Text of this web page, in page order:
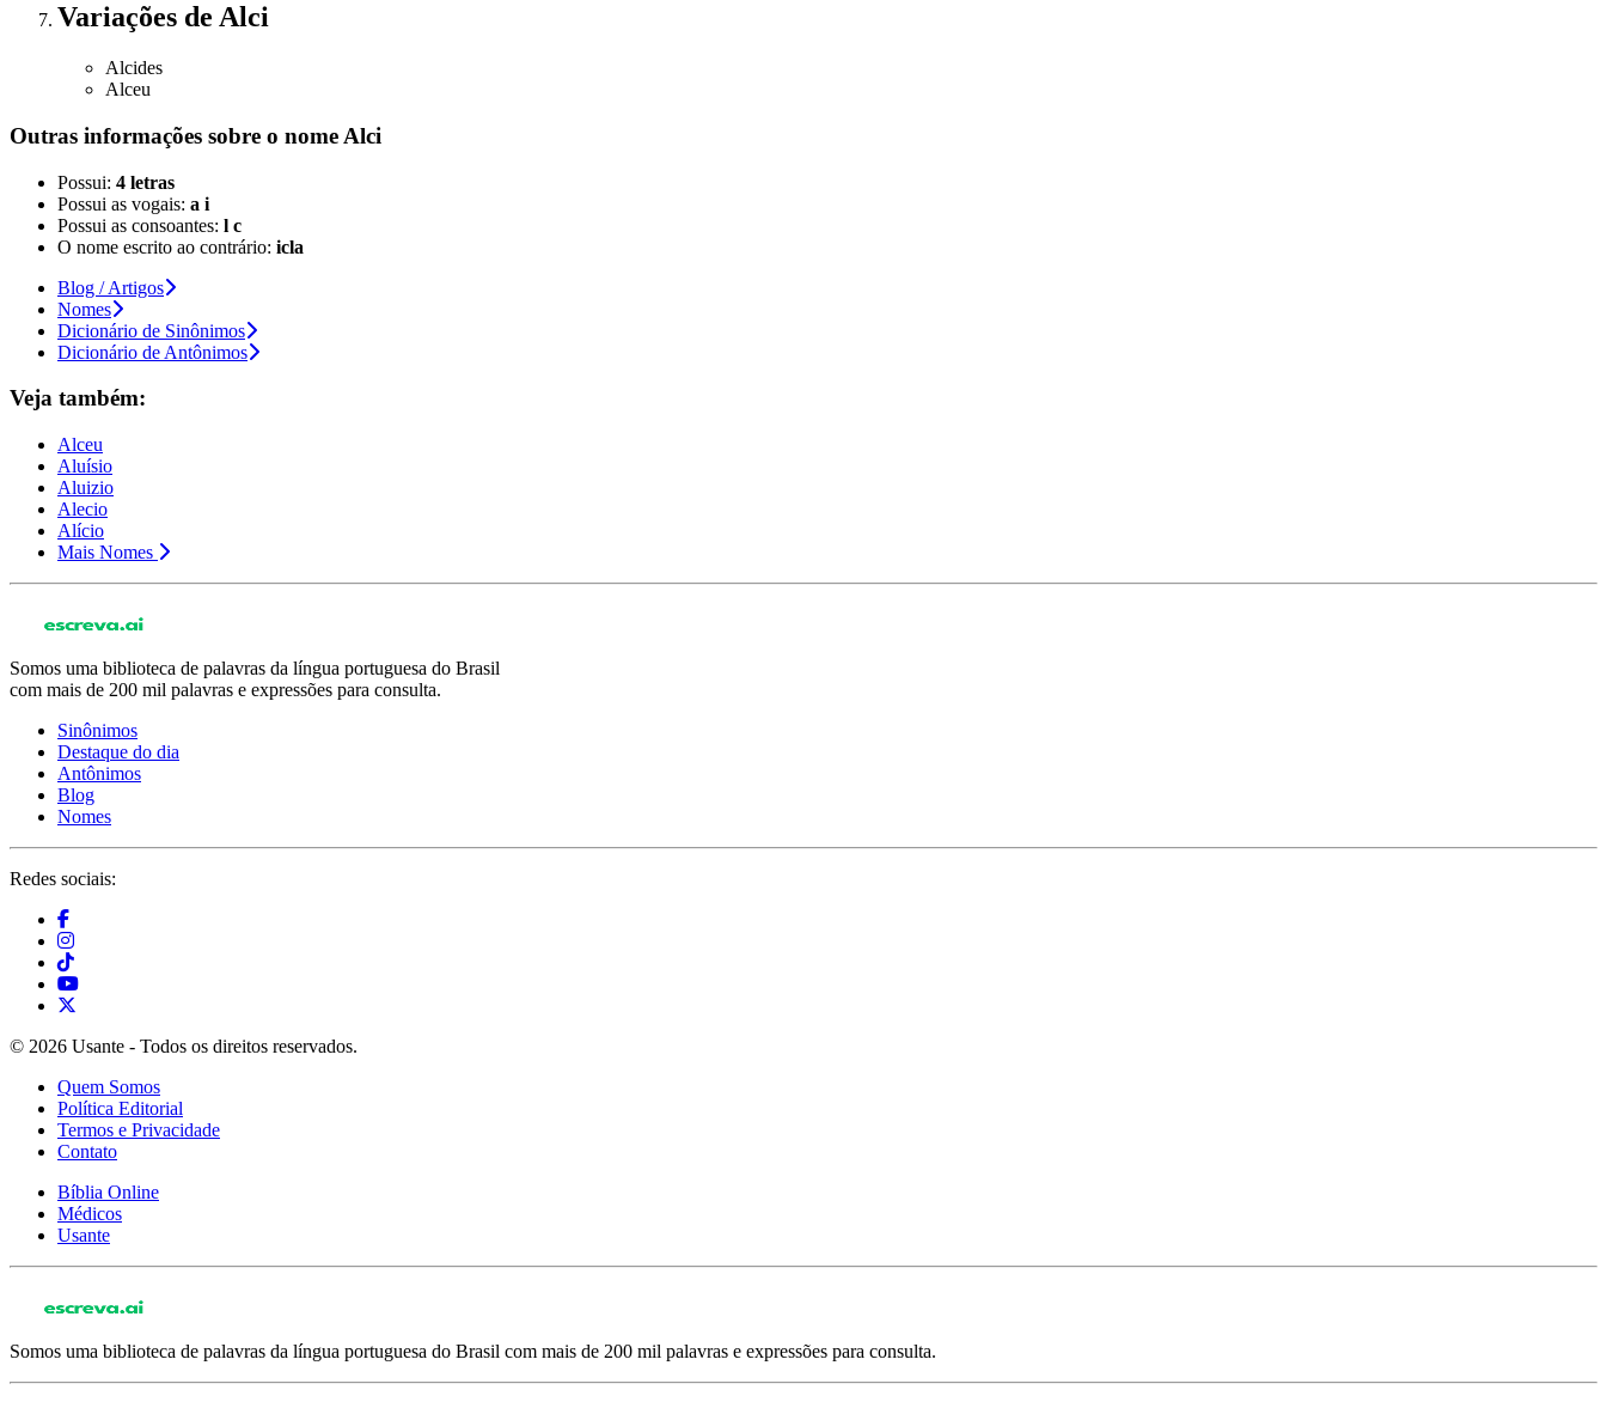
Variações de Alci
Alcides
Alceu
Outras informações sobre o nome Alci
Possui: 4 letras
Possui as vogais: a i
Possui as consoantes: l c
O nome escrito ao contrário: icla
Blog / Artigos
Nomes
Dicionário de Sinônimos
Dicionário de Antônimos
Veja também:
Alceu
Aluísio
Aluizio
Alecio
Alício
Mais Nomes
Somos uma biblioteca de palavras da língua portuguesa do Brasil
com mais de 200 mil palavras e expressões para consulta.
Sinônimos
Destaque do dia
Antônimos
Blog
Nomes
Redes sociais:
© 2026 Usante - Todos os direitos reservados.
Quem Somos
Política Editorial
Termos e Privacidade
Contato
Bíblia Online
Médicos
Usante
Somos uma biblioteca de palavras da língua portuguesa do Brasil com mais de 200 mil palavras e expressões para consulta.